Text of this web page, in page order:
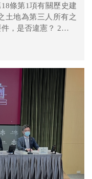
條第1項有關歷史建
土地為第三人所有之
，是否違憲？ 2、同
有人相當之補償，